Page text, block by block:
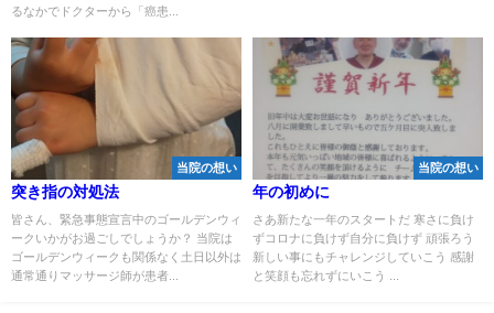
るなかでドクターから「癌患...
当院の想い
突き指の対処法
皆さん、緊急事態宣言中のゴールデンウィ
ークいかがお過ごしでしょうか？ 当院は
ゴールデンウィークも関係なく土日以外は
通常通りマッサージ師が患者...
当院の想い
年の初めに
さあ新たな一年のスタートだ 寒さに負け
ずコロナに負けず自分に負けず 頑張ろう
新しい事にもチャレンジしていこう 感謝
と笑顔も忘れずにいこう ...